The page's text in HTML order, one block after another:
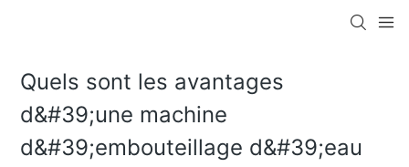
Quels sont les avantages
d&#39;une machine
d&#39;embouteillage d&#39;eau